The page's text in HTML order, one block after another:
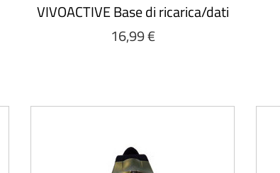
VIVOACTIVE Base di ricarica/dati
16,99 €